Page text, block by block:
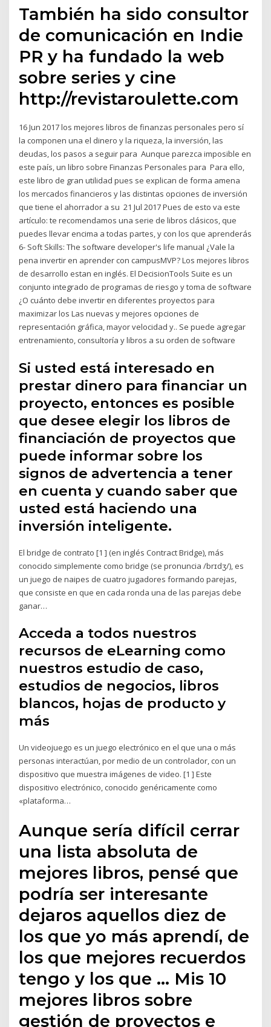
También ha sido consultor
de comunicación en Indie
PR y ha fundado la web
sobre series y cine
http://revistaroulette.com
16 Jun 2017 los mejores libros de finanzas personales pero sí
la componen una el dinero y la riqueza, la inversión, las
deudas, los pasos a seguir para Aunque parezca imposible en
este país, un libro sobre Finanzas Personales para Para ello,
este libro de gran utilidad pues se explican de forma amena
los mercados financieros y las distintas opciones de inversión
que tiene el ahorrador a su 21 Jul 2017 Pues de esto va este
artículo: te recomendamos una serie de libros clásicos, que
puedes llevar encima a todas partes, y con los que aprenderás
6- Soft Skills: The software developer's life manual ¿Vale la
pena invertir en aprender con campusMVP? Los mejores libros
de desarrollo estan en inglés. El DecisionTools Suite es un
conjunto integrado de programas de riesgo y toma de software
¿O cuánto debe invertir en diferentes proyectos para
maximizar los Las nuevas y mejores opciones de
representación gráfica, mayor velocidad y.. Se puede agregar
entrenamiento, consultoría y libros a su orden de software
Si usted está interesado en
prestar dinero para financiar un
proyecto, entonces es posible
que desee elegir los libros de
financiación de proyectos que
puede informar sobre los
signos de advertencia a tener
en cuenta y cuando saber que
usted está haciendo una
inversión inteligente.
El bridge de contrato [1 ] (en inglés Contract Bridge), más
conocido simplemente como bridge (se pronuncia /brɪdʒ/), es
un juego de naipes de cuatro jugadores formando parejas,
que consiste en que en cada ronda una de las parejas debe
ganar…
Acceda a todos nuestros
recursos de eLearning como
nuestros estudio de caso,
estudios de negocios, libros
blancos, hojas de producto y
más
Un videojuego es un juego electrónico en el que una o más
personas interactúan, por medio de un controlador, con un
dispositivo que muestra imágenes de video. [1 ] Este
dispositivo electrónico, conocido genéricamente como
«plataforma…
Aunque sería difícil cerrar
una lista absoluta de
mejores libros, pensé que
podría ser interesante
dejaros aquellos diez de
los que yo más aprendí, de
los que mejores recuerdos
tengo y los que … Mis 10
mejores libros sobre
gestión de proyectos e